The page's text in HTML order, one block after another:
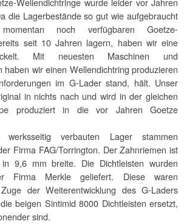
die Lagerbestände so gut wie aufgebraucht
noch verfügbaren Goetze-
seit 10 Jahren lagern, haben wir eine
Mit neuesten Maschinen und
haben wir einen Wellendichtring produzieren
im G-Lader stand, hält. Unser
in nichts nach und wird in der gleichen
produziert in die vor Jahren Goetze
verbauten Lager stammen
Firma FAG/Torrington. Der Zahnriemen ist
9,6 mm breite. Die Dichtleisten wurden
Firma Merkle geliefert. Diese waren
der Weiterentwicklung des G-Laders
beigen Sintimid 8000 Dichtleisten ersetzt,
sind.